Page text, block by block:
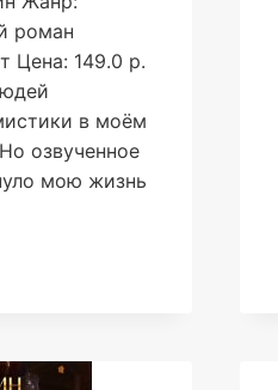
роман
Цена: 149.0 р.
в моём
озвученное
мою жизнь